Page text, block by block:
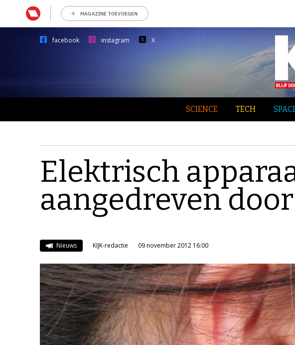
MAGAZINE TOEVOEGEN
facebook instagram X
SCIENCE TECH
Elektrisch
aangedreven
Nieuws KIJK-redactie 09 november 2012 16:00